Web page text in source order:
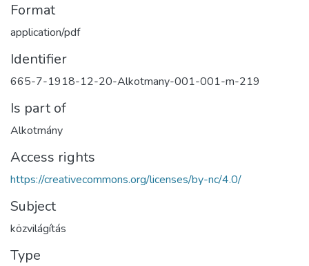
Format
application/pdf
Identifier
665-7-1918-12-20-Alkotmany-001-001-m-219
Is part of
Alkotmány
Access rights
https://creativecommons.org/licenses/by-nc/4.0/
Subject
közvilágítás
Type